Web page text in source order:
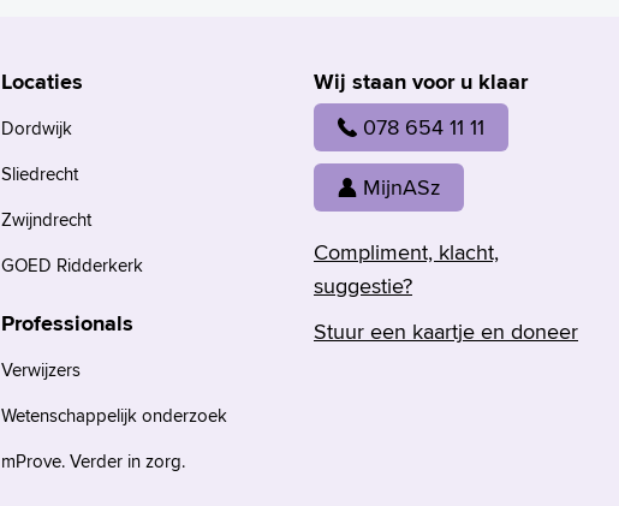
Wij staan voor u klaar
078 654 11 11
MijnASz
Compliment, klacht,
suggestie?
Stuur een kaartje en doneer
Locaties
Dordwijk
Sliedrecht
Zwijndrecht
GOED Ridderkerk
Professionals
Verwijzers
Wetenschappelijk onderzoek
mProve. Verder in zorg.